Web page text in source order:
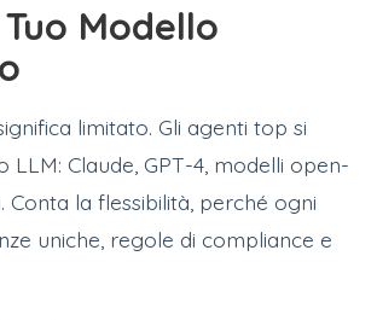
Modello
limitato. Gli agenti top si
LLM: Claude, GPT-4, modelli open-
Conta la flessibilità, perché ogni
uniche, regole di compliance e